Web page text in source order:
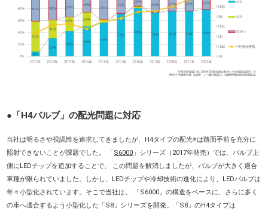
●「H4バルブ」の配光問題に対応
当社は明るさや視認性を追求してきましたが、H4タイプの配光※は路面手前を充分に
照射できないことが課題でした。 「 S6000 」シリーズ（2017年発売）では、バルブ上
側にLEDチップを追加することで、 この問題を解消しましたが、バルブが大きく適合
車種が限られていました。しかし、LEDチップや冷却技術の進化により、LEDバルブは
年々小型化されています。そこで当社は、 「S6000」の構造をベースに、さらに多く
の車へ適合するよう小型化した「S8」シリーズを開発。「S8」のH4タイプは